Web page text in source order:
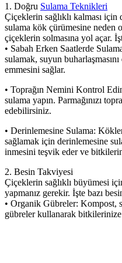
1. Doğru Sulama Teknikleri
Çiçeklerin sağlıklı kalması
sulama kök çürümesine neden
çiçeklerin solmasına yol açar.
• Sabah Erken Saatlerde
sulamak, suyun
emmesini sağlar.
• Toprağın Nemini Kontrol
sulama yapın. Parmağınızı
edebilirsiniz.
• Derinlemesine Sulama:
sağlamak için derinlemesine
inmesini teşvik eder ve bitkilerin
2. Besin Takviyesi
Çiçeklerin sağlıklı büyümesi
yapmanız gerekir. İşte bazı
• Organik Gübreler: Kompost,
gübreler kullanarak